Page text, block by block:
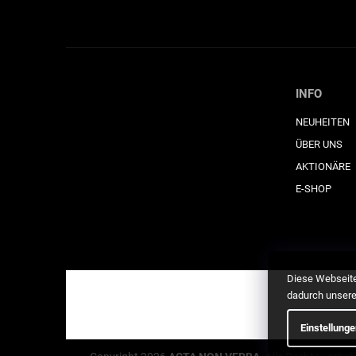
Diese
dadurch
INFO
NEUHEITEN
ÜBER UNS
AKTIONÄRE
E-SHOP